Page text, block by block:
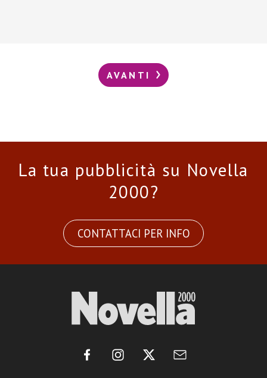
AVANTI
La tua pubblicità su Novella
2000?
CONTATTACI PER INFO